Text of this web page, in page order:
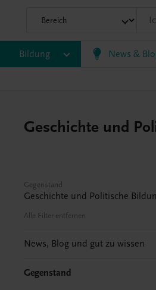
Bildung News &
Geschichte und
Gegenstand
Geschichte und Politische
Alle Filter entfernen
News, Blog und gut zu wissen
Gegenstand